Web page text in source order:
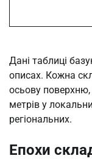
Дані таблиці
описах. Кожна
осьову поверхню,
метрів у
регіональних.
Епохи